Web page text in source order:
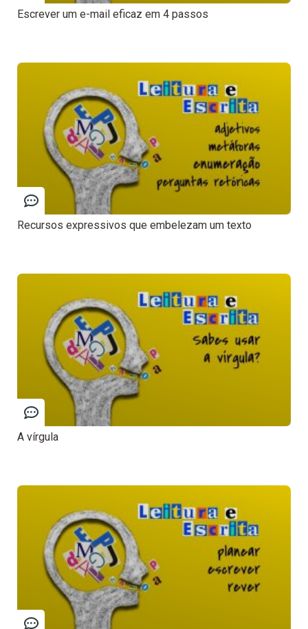
Escrever um e-mail eficaz em 4 passos
Recursos expressivos que embelezam um texto
A vírgula